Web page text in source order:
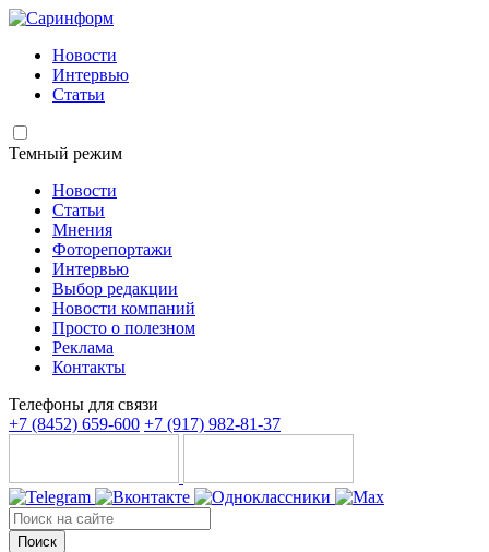
Новости
Интервью
Статьи
Темный режим
Новости
Статьи
Мнения
Фоторепортажи
Интервью
Выбор редакции
Новости компаний
Просто о полезном
Реклама
Контакты
Телефоны для связи
+7 (8452) 659-600 +7 (917) 982-81-37
Поиск